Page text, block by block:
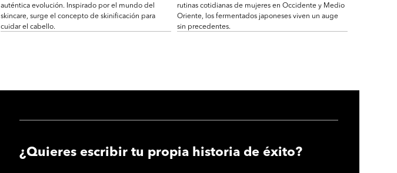
auténtica evolución. Inspirado por el mundo del
skincare, surge el concepto de skinificación para
cuidar el cabello.
rutinas cotidianas de mujeres en Occidente y Medio
Oriente, los fermentados japoneses viven un auge
sin precedentes.
¿Quieres escribir tu propia historia de éxito?